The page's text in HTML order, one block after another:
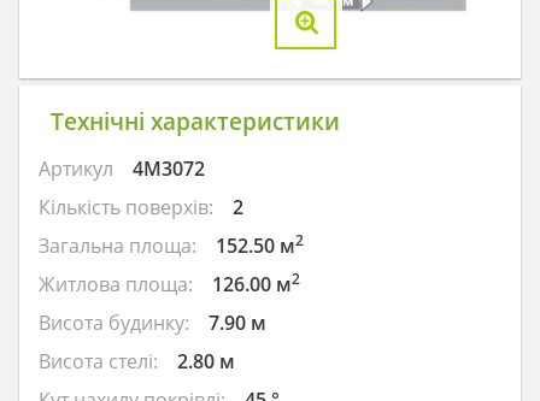
Технічні характеристики
Артикул
4M3072
Кількість поверхів:
2
Загальна площа:
152.50 м2
Житлова площа: 126.00 м2
Висота будинку:
7.90 м
Висота стелі:
2.80 м